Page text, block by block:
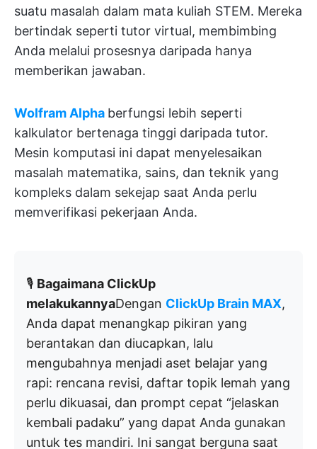
suatu masalah dalam mata kuliah STEM. Mereka
bertindak seperti tutor virtual, membimbing
Anda melalui prosesnya daripada hanya
memberikan jawaban.
Wolfram Alpha berfungsi lebih seperti
kalkulator bertenaga tinggi daripada tutor.
Mesin komputasi ini dapat menyelesaikan
masalah matematika, sains, dan teknik yang
kompleks dalam sekejap saat Anda perlu
memverifikasi pekerjaan Anda.
🎙️ Bagaimana ClickUp
melakukannyaDengan ClickUp Brain MAX,
Anda dapat menangkap pikiran yang
berantakan dan diucapkan, lalu
mengubahnya menjadi aset belajar yang
rapi: rencana revisi, daftar topik lemah yang
perlu dikuasai, dan prompt cepat “jelaskan
kembali padaku” yang dapat Anda gunakan
untuk tes mandiri. Ini sangat berguna saat